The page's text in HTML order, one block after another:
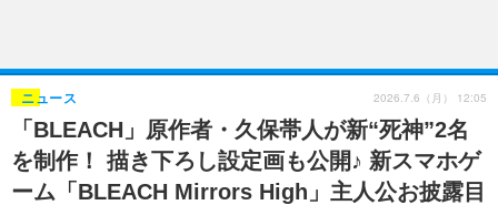
ゲーム グッズ
イベント 海外
海外イベント ビジネス
俳優・タレント アーティスト
ビジネス
アニメ 実写
書評 イベント
動画
映画/ドラマ
連載・コラム
「BLEACH」原作者・久保帯人が新“死神”2名
を制作！ 描き下ろし設定画も公開♪ 新スマホゲ
ーム「BLEACH Mirrors High」主人公お披露目
ニュース 2026.7.6（月） 12:05